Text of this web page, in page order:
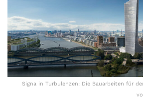
Signa in Turbulenzen: Die Bauarbeiten für